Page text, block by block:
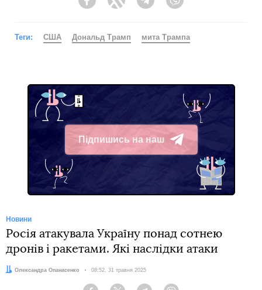
FacebookTwitter Telegram
Теги: США Дональд Трамп мита Трампа
Підпишись на наш
Telegram
Новини
Росія атакувала Україну понад сотнею
дронів і ракетами. Які наслідки атаки
Автор:
Олександра Опанасенко Дата:
08:52, 31 травня 2025